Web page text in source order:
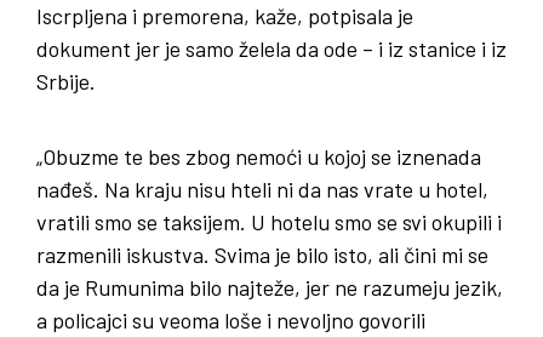
Iscrpljena i premorena, kaže, potpisala je
dokument jer je samo želela da ode – i iz stanice i iz
Srbije.
„Obuzme te bes zbog nemoći u kojoj se iznenada
nađeš. Na kraju nisu hteli ni da nas vrate u hotel,
vratili smo se taksijem. U hotelu smo se svi okupili i
razmenili iskustva. Svima je bilo isto, ali čini mi se
da je Rumunima bilo najteže, jer ne razumeju jezik,
a policajci su veoma loše i nevoljno govorili